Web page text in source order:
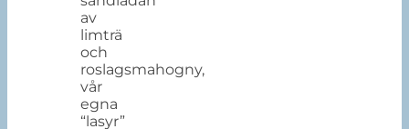
av
limträ
och
roslagsmahogny,
vår
egna
“lasyr”